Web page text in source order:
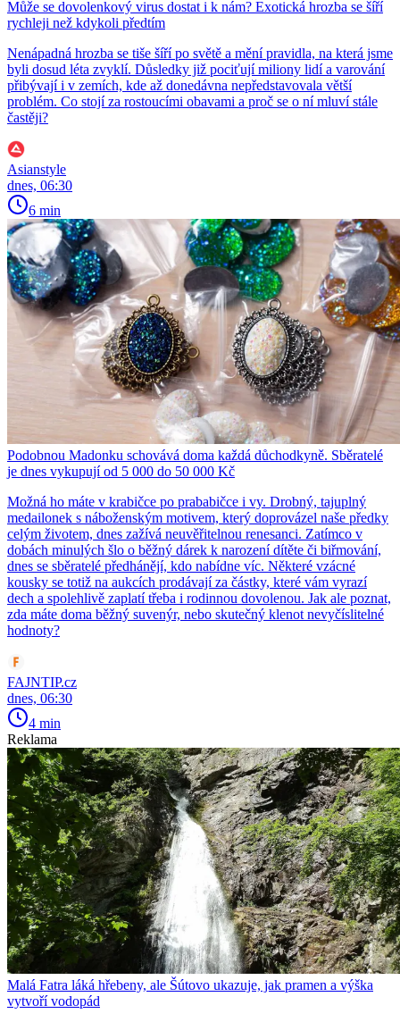
Může se dovolenkový virus dostat i k nám? Exotická hrozba se šíří
rychleji než kdykoli předtím
Nenápadná hrozba se tiše šíří po světě a mění pravidla, na která jsme
byli dosud léta zvyklí. Důsledky již pociťují miliony lidí a varování
přibývají i v zemích, kde až donedávna nepředstavovala větší
problém. Co stojí za rostoucími obavami a proč se o ní mluví stále
častěji?
Asianstyle
dnes, 06:30
6 min
Podobnou Madonku schovává doma každá důchodkyně. Sběratelé
je dnes vykupují od 5 000 do 50 000 Kč
Možná ho máte v krabičce po prababičce i vy. Drobný, tajuplný
medailonek s náboženským motivem, který doprovázel naše předky
celým životem, dnes zažívá neuvěřitelnou renesanci. Zatímco v
dobách minulých šlo o běžný dárek k narození dítěte či biřmování,
dnes se sběratelé předhánějí, kdo nabídne víc. Některé vzácné
kousky se totiž na aukcích prodávají za částky, které vám vyrazí
dech a spolehlivě zaplatí třeba i rodinnou dovolenou. Jak ale poznat,
zda máte doma běžný suvenýr, nebo skutečný klenot nevyčíslitelné
hodnoty?
FAJNTIP.cz
dnes, 06:30
4 min
Reklama
Malá Fatra láká hřebeny, ale Šútovo ukazuje, jak pramen a výška
vytvoří vodopád